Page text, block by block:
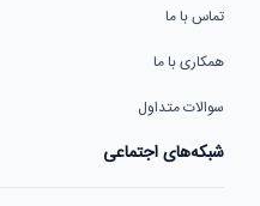
تماس با ما
همکاری با ما
سوالات متداول
شبکه‌های اجتماعی